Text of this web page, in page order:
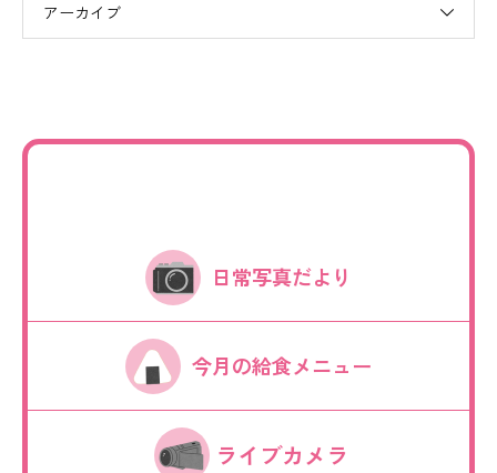
アーカイブ
日常写真だより
今月の給食メニュー
ライブカメラ